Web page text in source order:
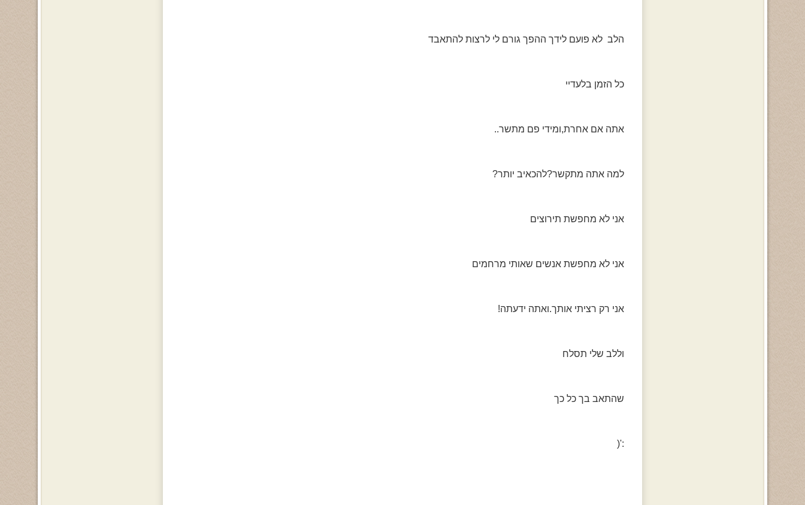
הלב לא פועם לידך ההפך גורם לי לרצות להתאבד
כל הזמן בלעדיי
אתה אם אחרת,ומידי פם מתשר..
למה אתה מתקשר?להכאיב יותר?
אני לא מחפשת תירוצים
אני לא מחפשת אנשים שאותי מרחמים
אני רק רציתי אותך.ואתה ידעתה!
וללב שלי תסלח
שהתאב בך כל כך
:'(